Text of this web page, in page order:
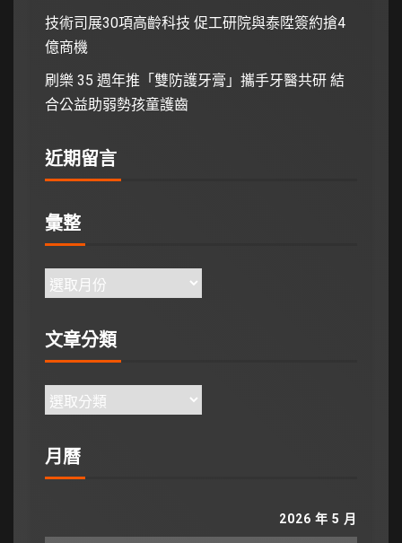
技術司展30項高齡科技 促工研院與泰陞簽約搶4
億商機
刷樂 35 週年推「雙防護牙膏」攜手牙醫共研 結
合公益助弱勢孩童護齒
近期留言
彙整
文章分類
月曆
2026 年 5 月